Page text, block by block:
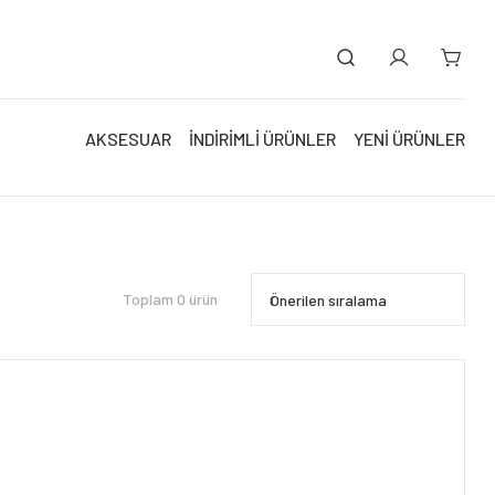
YENİ ÜRÜNLER
İNDİRİMLİ ÜRÜNLER
AKSESUAR
Toplam 0 ürün